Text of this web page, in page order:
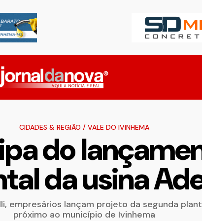
CIDADES & REGIÃO / VALE DO IVINHEMA
do
da usina
empresários lançam projeto da segunda
próximo ao município de Ivinhema